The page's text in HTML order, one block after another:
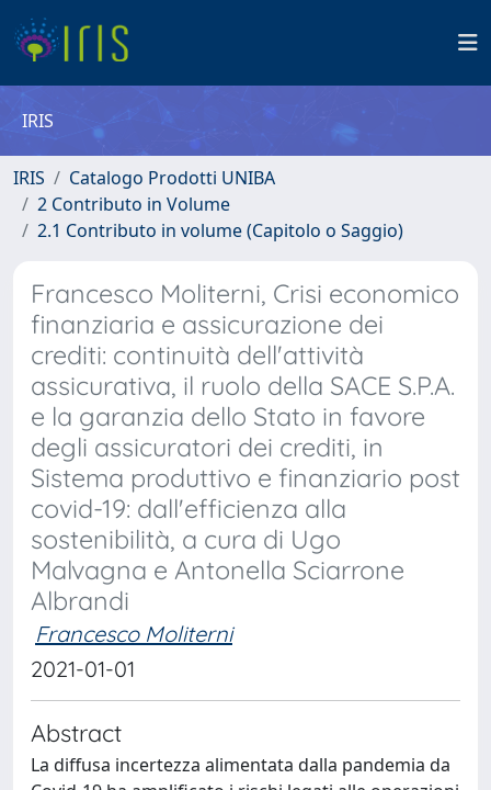
IRIS
IRIS
Catalogo Prodotti UNIBA
2 Contributo in Volume
2.1 Contributo in volume (Capitolo o Saggio)
Francesco Moliterni, Crisi economico
finanziaria e assicurazione dei
crediti: continuità dell'attività
assicurativa, il ruolo della SACE S.P.A.
e la garanzia dello Stato in favore
degli assicuratori dei crediti, in
Sistema produttivo e finanziario post
covid-19: dall'efficienza alla
sostenibilità, a cura di Ugo
Malvagna e Antonella Sciarrone
Albrandi
Francesco Moliterni
2021-01-01
Abstract
La diffusa incertezza alimentata dalla pandemia da